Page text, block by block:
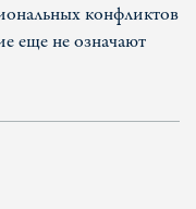
конфликтов
еще не означают